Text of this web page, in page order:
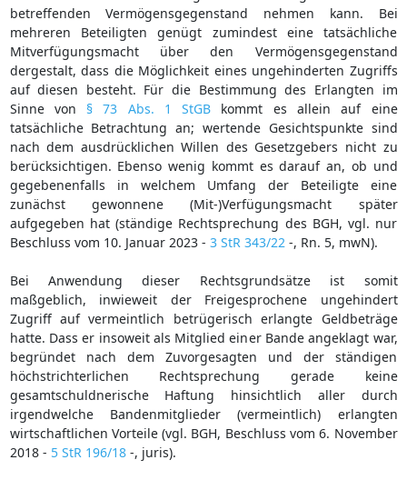
betreffenden Vermögensgegenstand nehmen kann. Bei
mehreren Beteiligten genügt zumindest eine tatsächliche
Mitverfügungsmacht über den Vermögensgegenstand
dergestalt, dass die Möglichkeit eines ungehinderten Zugriffs
auf diesen besteht. Für die Bestimmung des Erlangten im
Sinne von § 73 Abs. 1 StGB kommt es allein auf eine
tatsächliche Betrachtung an; wertende Gesichtspunkte sind
nach dem ausdrücklichen Willen des Gesetzgebers nicht zu
berücksichtigen. Ebenso wenig kommt es darauf an, ob und
gegebenenfalls in welchem Umfang der Beteiligte eine
zunächst gewonnene (Mit-)Verfügungsmacht später
aufgegeben hat (ständige Rechtsprechung des BGH, vgl. nur
Beschluss vom 10. Januar 2023 - 3 StR 343/22 -, Rn. 5, mwN).
Bei Anwendung dieser Rechtsgrundsätze ist somit
maßgeblich, inwieweit der Freigesprochene ungehindert
Zugriff auf vermeintlich betrügerisch erlangte Geldbeträge
hatte. Dass er insoweit als Mitglied einer Bande angeklagt war,
begründet nach dem Zuvorgesagten und der ständigen
höchstrichterlichen Rechtsprechung gerade keine
gesamtschuldnerische Haftung hinsichtlich aller durch
irgendwelche Bandenmitglieder (vermeintlich) erlangten
wirtschaftlichen Vorteile (vgl. BGH, Beschluss vom 6. November
2018 - 5 StR 196/18-, juris).